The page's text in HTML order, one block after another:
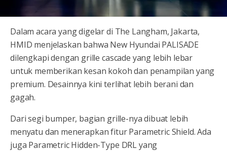
Dalam acara yang digelar di The Langham, Jakarta,
HMID menjelaskan bahwa New Hyundai PALISADE
dilengkapi dengan grille cascade yang lebih lebar
untuk memberikan kesan kokoh dan penampilan yang
premium. Desainnya kini terlihat lebih berani dan
gagah.
Dari segi bumper, bagian grille-nya dibuat lebih
menyatu dan menerapkan fitur Parametric Shield. Ada
juga Parametric Hidden-Type DRL yang